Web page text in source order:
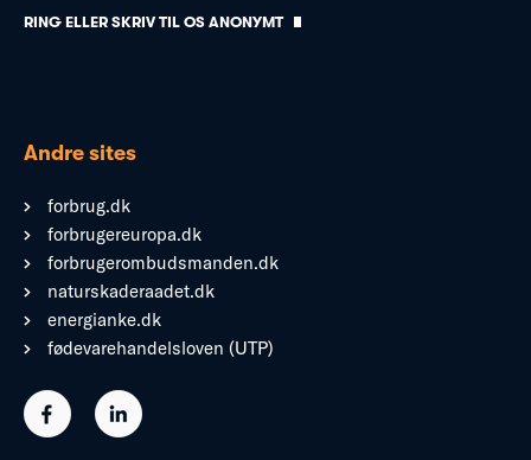
RING ELLER SKRIV TIL OS ANONYMT
Andre sites
forbrug.dk
forbrugereuropa.dk
forbrugerombudsmanden.dk
naturskaderaadet.dk
energianke.dk
fødevarehandelsloven (UTP)